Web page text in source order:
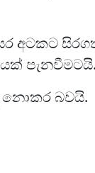
අටකට
පැනවීමටයි.
නොකර බවයි.